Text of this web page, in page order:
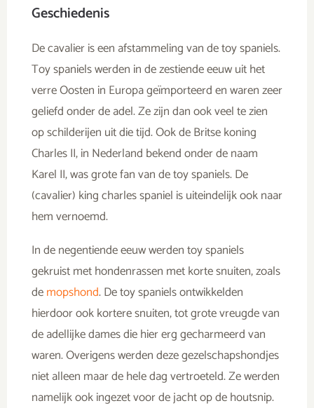
Geschiedenis
De cavalier is een afstammeling van de toy spaniels.
Toy spaniels werden in de zestiende eeuw uit het
verre Oosten in Europa geïmporteerd en waren zeer
geliefd onder de adel. Ze zijn dan ook veel te zien
op schilderijen uit die tijd. Ook de Britse koning
Charles II, in Nederland bekend onder de naam
Karel II, was grote fan van de toy spaniels. De
(cavalier) king charles spaniel is uiteindelijk ook naar
hem vernoemd.
In de negentiende eeuw werden toy spaniels
gekruist met hondenrassen met korte snuiten, zoals
demopshond. De toy spaniels ontwikkelden
hierdoor ook kortere snuiten, tot grote vreugde van
de adellijke dames die hier erg gecharmeerd van
waren. Overigens werden deze gezelschapshondjes
niet alleen maar de hele dag vertroeteld. Ze werden
namelijk ook ingezet voor de jacht op de houtsnip.